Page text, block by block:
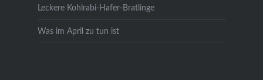
Leckere Kohlrabi-Hafer-Bratlinge
Was im April zu tun ist